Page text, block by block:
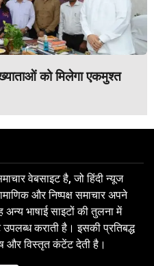
को मिलेगा एकमुश्त
वेबसाइट है, जो हिंदी न्यूज
और निष्पक्ष समाचार अपने
अन्य भाषाई साइटों की तुलना में
उपलब्ध कराती है। इसकी प्रतिबद्ध
और विस्तृत कंटेंट देती है।